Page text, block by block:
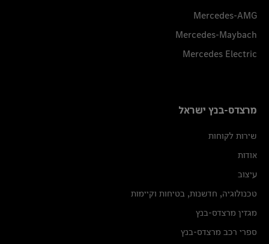
Mercedes-AMG
Mercedes-Maybach
Mercedes Electric
מרצדס-בנץ ישראל
שירות לקוחות
אודות
עיצוב
טכנולוגיה, חדשנות, בטיחות וקיימות
מגזין מרצדס-בנץ
ספרי רכב מרצדס-בנץ